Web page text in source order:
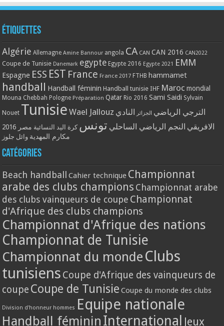
Étiquettes
Algérie Allemagne Amine Bannour angola CA CAN CAN 2016 CAN2022
Coupe de Tunisie Danemark egypte Egypte 2016 Egypte 2021 EMM
Espagne ESS EST France France 2017 FTHB hammamet
handball Handball féminin Handball tunisie IHF Maroc mondial
Mouna Chebbah Pologne Préparation Qatar Rio 2016 Sami Saidi Sylvain
Nouet Tunisie Wael Jallouz الترجي الرياضي الجزائر النادي
الافريقي النجم الرياضي الساحلي تونس كرة اليد النسائية مصر 2016
مكارم المهدية وائل جلوز
Catégories
Beach handball Cahier technique Championnat
arabe des clubs champions Championnat arabe
des clubs vainqueurs de coupe Championnat
d'Afrique des clubs champions
Championnat d'Afrique des nations
Championnat de Tunisie
Championnat du monde Clubs
tunisiens Coupe d'Afrique des vainqueurs de
coupe Coupe de Tunisie Coupe du monde des clubs
Division d'honneur hommes Equipe nationale
Handball féminin International Jeux